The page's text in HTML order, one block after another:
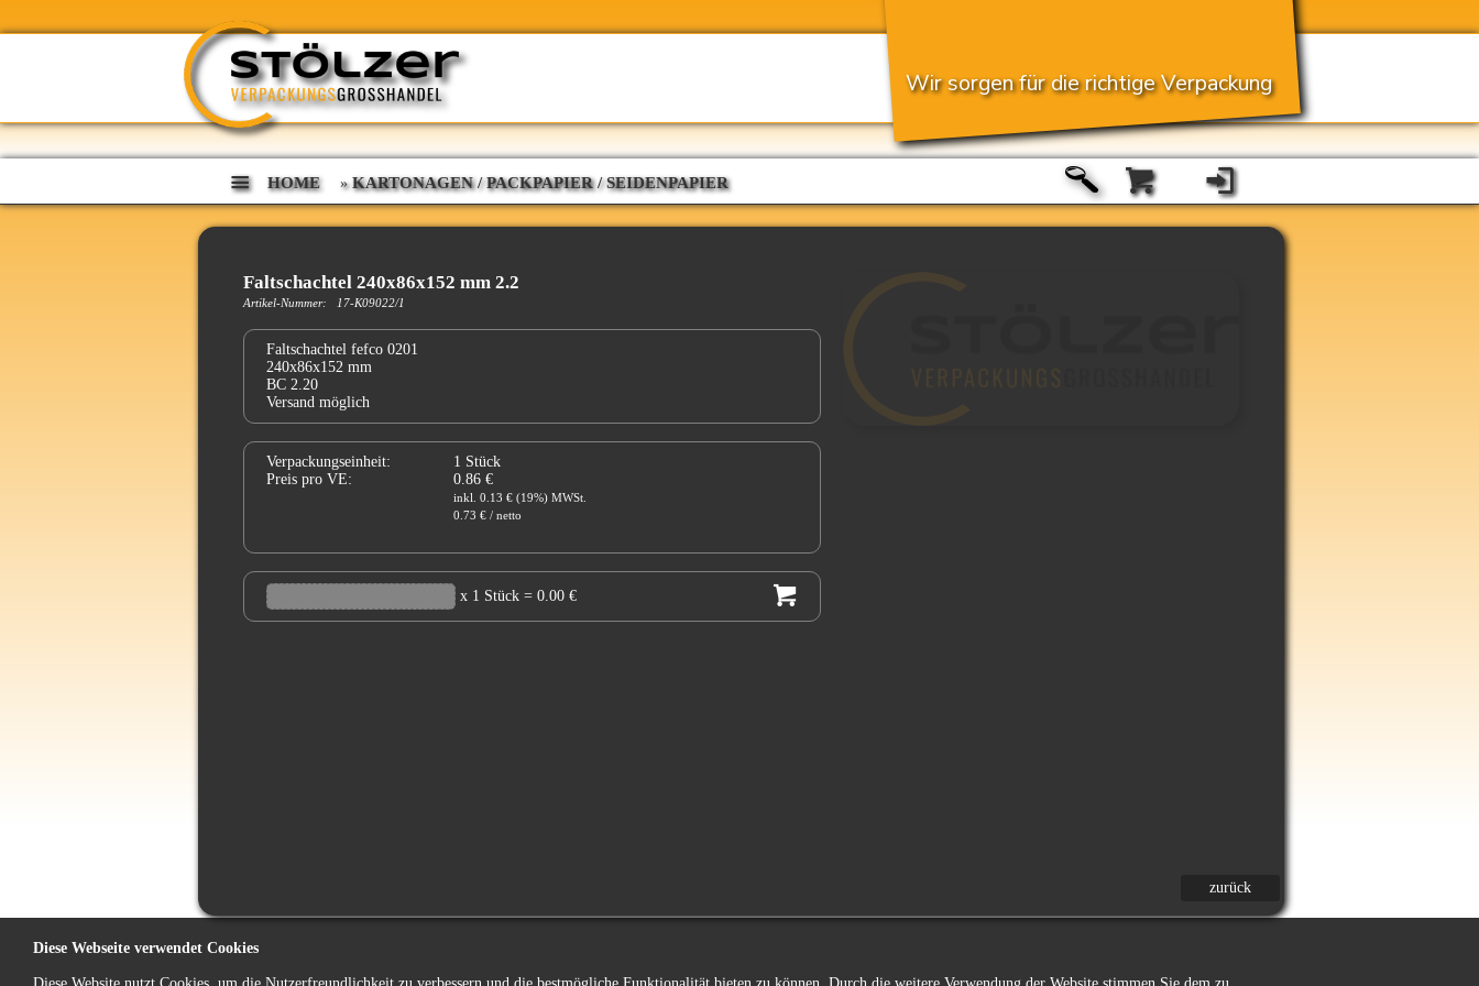
Wir sorgen für die richtige Verpackung
HOME »KARTONAGEN / PACKPAPIER / SEIDENPAPIER
Faltschachtel 240x86x152 mm 2.2
Artikel-Nummer: 17-K09022/1
Faltschachtel fefco 0201
240x86x152 mm
BC 2.20
Versand möglich
Verpackungseinheit:
1 Stück
Preis pro VE:
0.86 €
inkl. 0.13 € (19%) MWSt.
0.73 € / netto
x 1 Stück = 0.00 €
zurück
Diese Webseite verwendet Cookies